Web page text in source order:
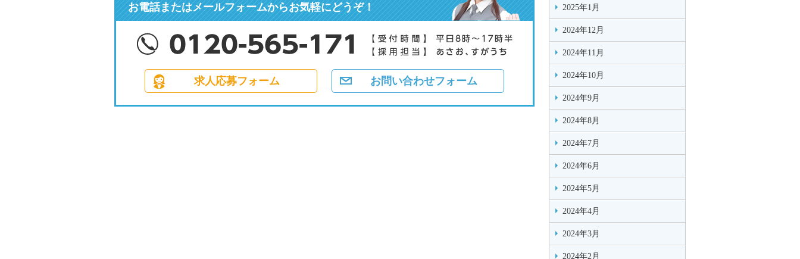
お電話またはメールフォームからお気軽にどうぞ！
求人応募フォーム お問い合わせフォーム
2025年1月
2024年12月
2024年11月
2024年10月
2024年9月
2024年8月
2024年7月
2024年6月
2024年5月
2024年4月
2024年3月
2024年2月